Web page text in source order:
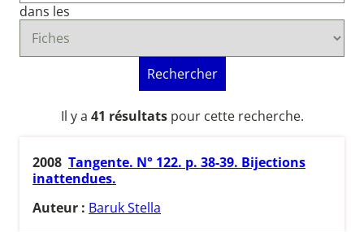
dans les
Rechercher
Il y a 41 résultatspour cette recherche.
2008 Tangente. N° 122. p. 38-39. Bijections
inattendues.
Auteur : Baruk Stella